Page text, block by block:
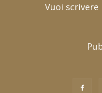
Vuoi scrivere